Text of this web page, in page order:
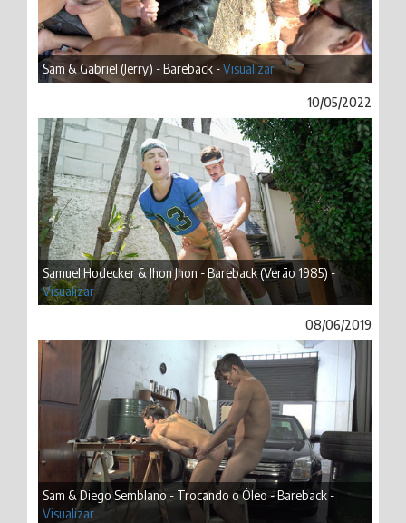
Sam & Gabriel (Jerry) - Bareback -Visualizar
10/05/2022
Samuel Hodecker & Jhon Jhon - Bareback (Verão 1985) -
Visualizar
08/06/2019
Sam & Diego Semblano - Trocando o Óleo - Bareback -
Visualizar